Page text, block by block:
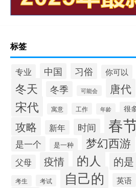
标签
专业 中国 习俗 你可以
冬天 冬季 可能会 唐代
宋代 寓意 工作 年龄 很
攻略 新年 时间 春
是一个 是一种 梦幻西游
父母 疫情 的人 的是
考生 考试 自己的 英语